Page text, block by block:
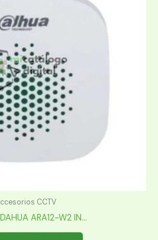
CCTV
ARA12-W2 IN...